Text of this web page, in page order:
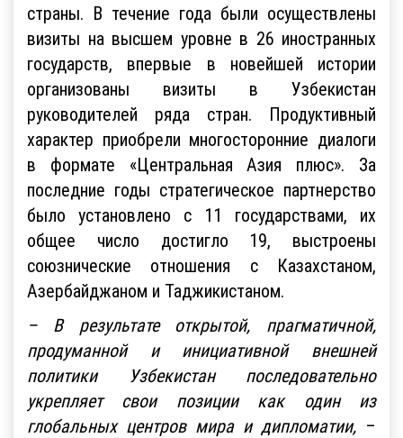
страны. В течение года были осуществлены
визиты на высшем уровне в 26 иностранных
государств, впервые в новейшей истории
организованы визиты в Узбекистан
руководителей ряда стран. Продуктивный
характер приобрели многосторонние диалоги
в формате «Центральная Азия плюс». За
последние годы стратегическое партнерство
было установлено с 11 государствами, их
общее число достигло 19, выстроены
союзнические отношения с Казахстаном,
Азербайджаном и Таджикистаном.
– В результате открытой, прагматичной,
продуманной и инициативной внешней
политики Узбекистан последовательно
укрепляет свои позиции как один из
глобальных центров мира и дипломатии, –